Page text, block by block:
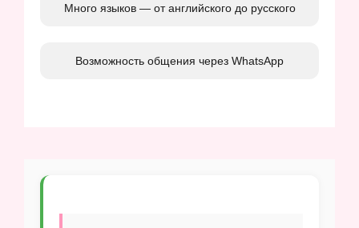
Много языков — от английского до русского
Возможность общения через WhatsApp